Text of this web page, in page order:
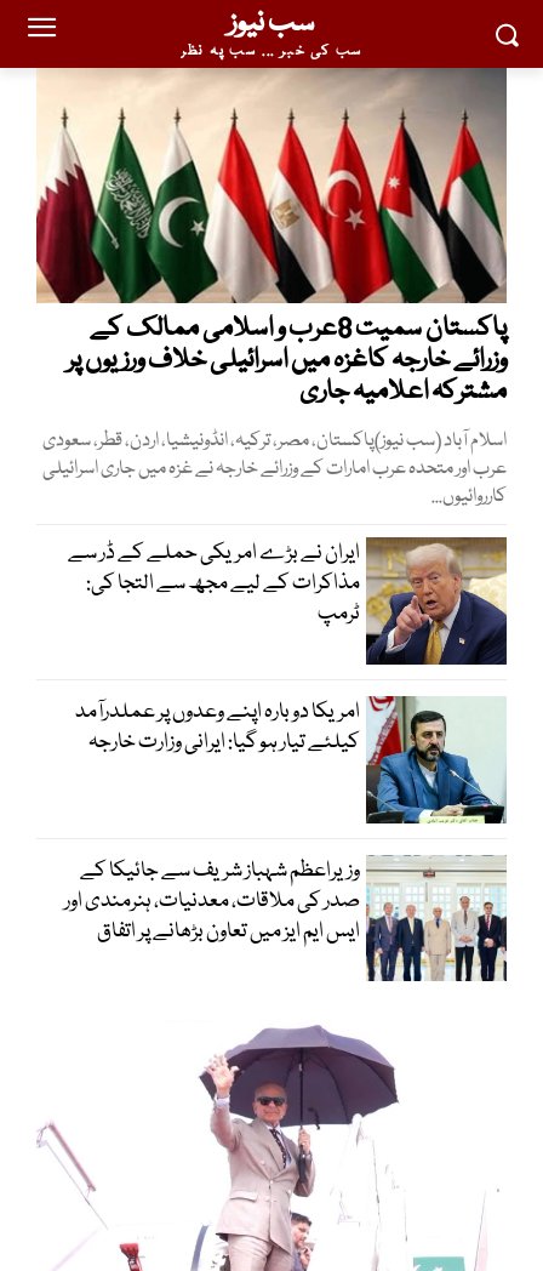
سب نیوز
سب کی خبر ... سب پہ نظر
پاکستان سمیت 8عرب و اسلامی ممالک کے
وزرائے خارجہ کاغزہ میں اسرائیلی خلاف ورزیوں پر
مشترکہ اعلامیہ جاری
اسلام آباد (سب نیوز)پاکستان، مصر، ترکیہ، انڈونیشیا، اردن، قطر، سعودی
عرب اور متحدہ عرب امارات کے وزرائے خارجہ نے غزہ میں جاری اسرائیلی
کارروائیوں...
ایران نے بڑے امریکی حملے کے ڈر سے
مذاکرات کے لیے مجھ سے التجا کی:
ٹرمپ
امریکا دوبارہ اپنے وعدوں پر عملدرآمد
کیلئے تیار ہو گیا: ایرانی وزارت خارجہ
وزیراعظم شہباز شریف سے جائیکا کے
صدر کی ملاقات، معدنیات، ہنرمندی اور
ایس ایم ایز میں تعاون بڑھانے پر اتفاق